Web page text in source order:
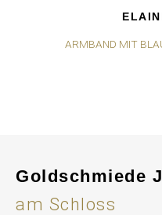
ARMBAND MIT
Goldschmiede
am Schloss